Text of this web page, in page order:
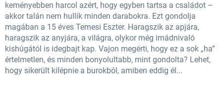
keményebben harcol azért, hogy egyben tartsa a családot –
akkor talán nem hullik minden darabokra. Ezt gondolja
magában a 15 éves Temesi Eszter. Haragszik az apjára,
haragszik az anyjára, a világra, olykor még imádnivaló
kishúgától is idegbajt kap. Vajon megérti, hogy ez a sok „ha”
értelmetlen, és minden bonyolultabb, mint gondolta? Lehet,
hogy sikerült kilépnie a burokból, amiben eddig él...